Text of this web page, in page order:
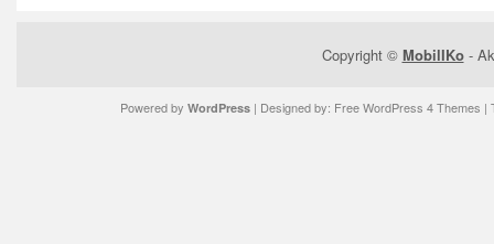
Copyright © MobilIKo-
Powered by WordPress| Designed by: Free WordPress 4 Themes |